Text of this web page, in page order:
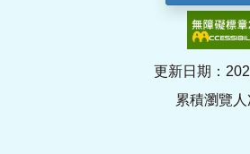
更新日期：
累積瀏覽